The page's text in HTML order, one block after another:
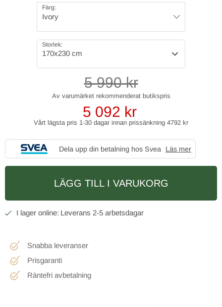
Färg:
Ivory
Storlek:
170x230 cm
5 990kr
5 092 kr
Vårt lägsta pris 1-30 dagar innan prissänkning 4792 kr
Dela upp din betalning hos Svea Läs mer
LÄGG TILL I VARUKORG
2-5 arbetsdagar
Snabba leveranser
Prisgaranti
Räntefri avbetalning